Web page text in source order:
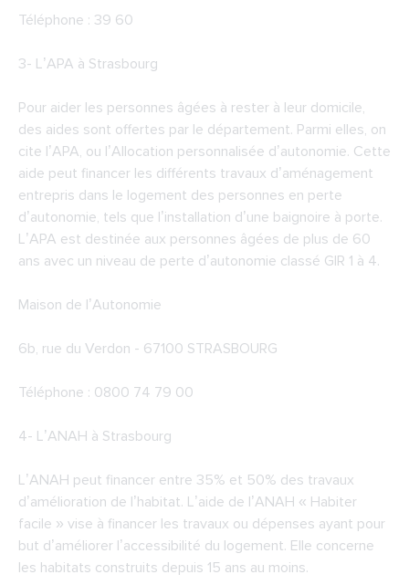
Téléphone : 39 60
3- L’APA à Strasbourg
Pour aider les personnes âgées à rester à leur domicile,
des aides sont offertes par le département. Parmi elles, on
cite l’APA, ou l’Allocation personnalisée d’autonomie. Cette
aide peut financer les différents travaux d’aménagement
entrepris dans le logement des personnes en perte
d’autonomie, tels que l’installation d’une baignoire à porte.
L’APA est destinée aux personnes âgées de plus de 60
ans avec un niveau de perte d’autonomie classé GIR 1 à 4.
Maison de l’Autonomie
6b, rue du Verdon - 67100 STRASBOURG
Téléphone : 0800 74 79 00
4- L’ANAH à Strasbourg
L’ANAH peut financer entre 35% et 50% des travaux
d’amélioration de l’habitat. L’aide de l’ANAH « Habiter
facile » vise à financer les travaux ou dépenses ayant pour
but d’améliorer l’accessibilité du logement. Elle concerne
les habitats construits depuis 15 ans au moins.